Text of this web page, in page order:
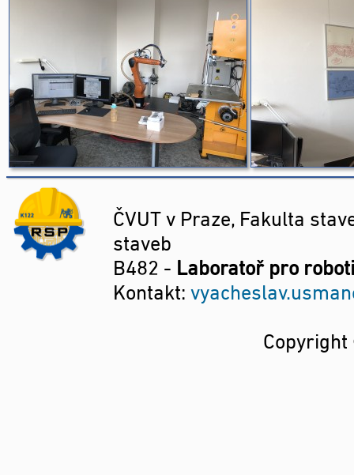
ČVUT v Praze, Fakulta
staveb
B482 - Laboratoř pro
Kontakt: